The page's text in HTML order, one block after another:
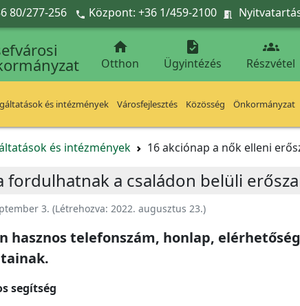
80/277-256  Központ: +36 1/459-2100 

Otthon

Ügyintézés

Részvétel
és intézmények Városfejlesztés Közösség Önkormányzat
és intézmények 16 akciónap a nők elleni
fordulhatnak a családon belüli
3. (Létrehozva: 2022. augusztus 23.)
hasznos telefonszám, honlap,
segítség